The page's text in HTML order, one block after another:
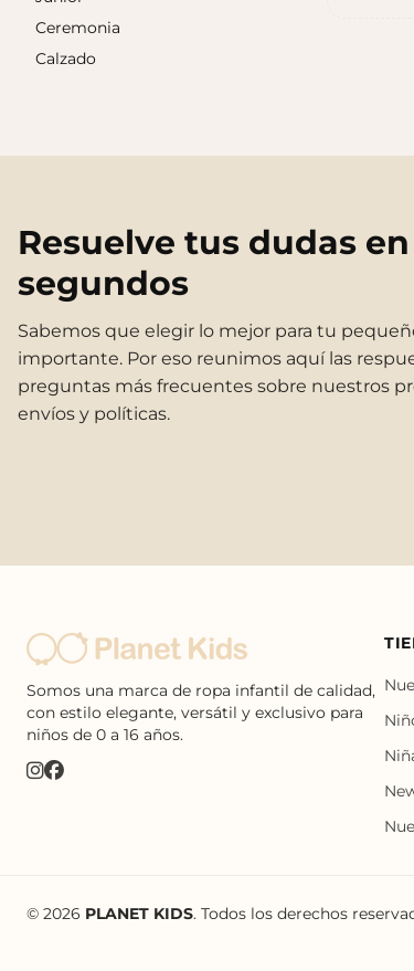
Ceremonia
Calzado
Resuelve tus dudas en
segundos
Sabemos que elegir lo mejor para tu
importante. Por eso reunimos aquí las
preguntas más frecuentes sobre nuestros
envíos y políticas.
Somos una marca de ropa infantil de calidad,
con estilo elegante, versátil y exclusivo para
niños de 0 a 16 años.
© 2026 PLANET KIDS. Todos los derechos
$140.000